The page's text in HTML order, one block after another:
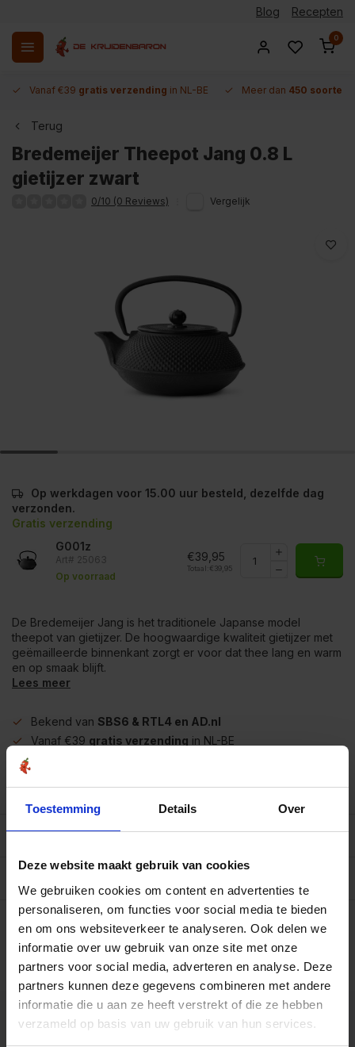
Toestemming Details Over
Deze website maakt gebruik van cookies
We gebruiken cookies om content en advertenties te
personaliseren, om functies voor social media te bieden
en om ons websiteverkeer te analyseren. Ook delen we
informatie over uw gebruik van onze site met onze
partners voor social media, adverteren en analyse. Deze
partners kunnen deze gegevens combineren met andere
informatie die u aan ze heeft verstrekt of die ze hebben
verzameld op basis van uw gebruik van hun services.
Blog Recepten
0
Vanaf €39 gratis verzending in NL-BE Meer dan 450 soorten
Terug
Bredemeijer Theepot Jang 0.8 L
gietijzer zwart
0/10 (0 Reviews) Vergelijk
Op werkdagen voor 15.00 uur besteld, dezelfde dag
verzonden.
Gratis verzending
G001z
Art# 25063
Op voorraad
€39,95
Totaal: €39,95
De Bredemeijer Jang is het traditionele Japanse model
theepot van gietijzer. De hoogwaardige kwaliteit gietijzer met
geëmailleerde binnenkant zorgt er voor dat thee lang en warm
en op smaak blijft.
Lees meer
Bekend van SBS6 & RTL4 en AD.nl
Vanaf €39 gratis verzending in NL-BE
Beschrijving
Op werkdagen voor 15.00 uur besteld, dezelfde dag
Gratis verzending
G001z
€39,95
Totaal:€39,95
Kunnen we je helpen?